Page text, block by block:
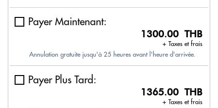
Payer Maintenant:
1300.00 THB
+ Taxes et frais
Annulation gratuite jusqu'à 25 heures avant l'heure d'arrivée.
Payer Plus Tard:
1365.00 THB
+ Taxes et frais